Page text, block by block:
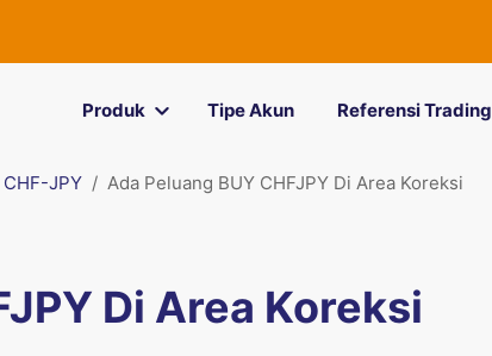
Produk Tipe Akun Referensi Trading
CHF-JPY Ada Peluang BUY CHFJPY Di Area Koreksi
Di Area Koreksi